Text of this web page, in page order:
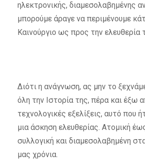
ηλεκτρονικής, διαμεσολαβημένης
μπορούμε άραγε να περιμένουμε
Καινούργιο ως προς την ελευθερία
Διότι η ανάγνωση, ας μην το
όλη την Ιστορία της, πέρα και έξω
τεχνολογικές εξελίξεις, αυτό που
μια άσκηση ελευθερίας. Ατομική
συλλογική και διαμεσολαβημένη
μας χρόνια.